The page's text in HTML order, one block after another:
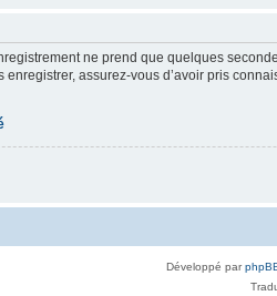
ne prend que quelques
assurez-vous d’avoir pris
Développé par